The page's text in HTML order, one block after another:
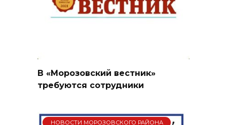
В «Морозовский вестник»
требуются сотрудники
НОВОСТИ МОРОЗОВСКОГО РАЙОНА